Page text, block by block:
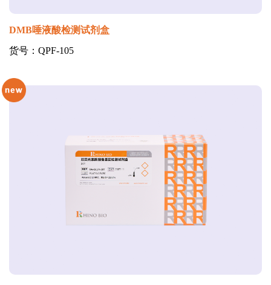
DMB唾液酸检测试剂盒
货号：QPF-105